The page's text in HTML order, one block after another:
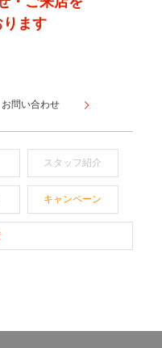
ローダウン
3列シート
シートヒーター
ベンチシート
ます
お問い合わせ
スタッフ紹介
キャンペーン